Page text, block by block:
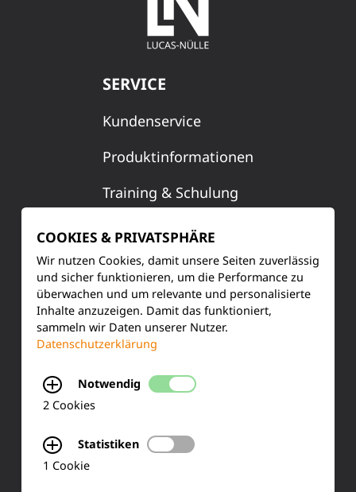
SERVICE
Kundenservice
Produktinformationen
Training & Schulung
Ihre Meinung
FAQ
KONTAKT
Tel.: +49 (0) 2273-567 0
COOKIES & PRIVATSPHÄRE
Wir nutzen Cookies, damit unsere Seiten zuverlässig
und sicher funktionieren, um die Performance zu
überwachen und um relevante und personalisierte
Inhalte anzuzeigen. Damit das funktioniert,
sammeln wir Daten unserer Nutzer.
Datenschutzerklärung
Notwendig
2 Cookies
Statistiken
1 Cookie